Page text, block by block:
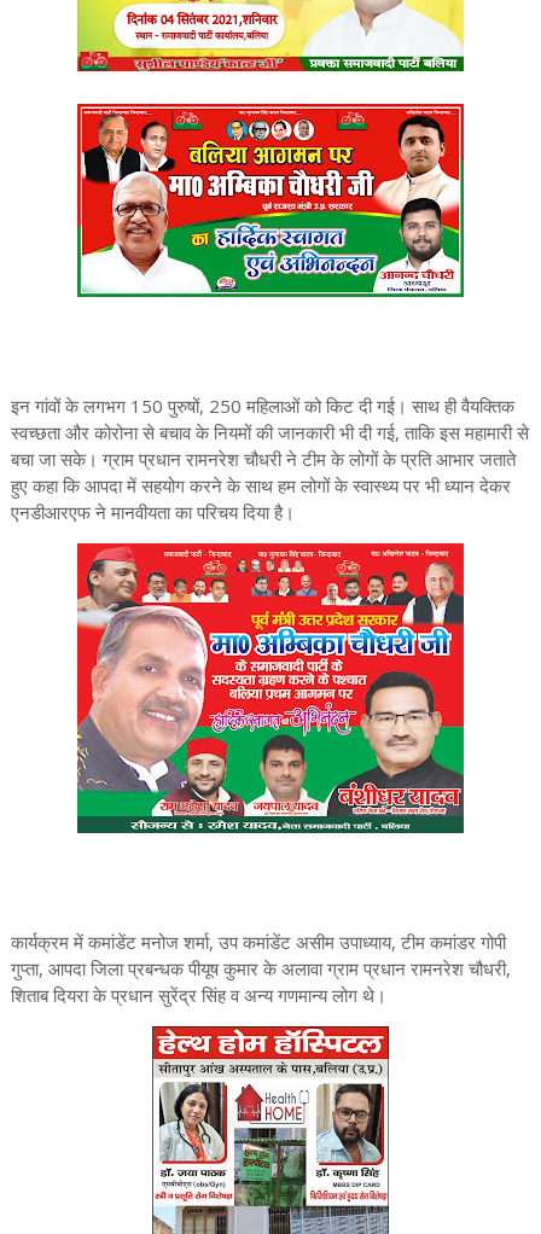
इन गांवों के लगभग 150 पुरुषों, 250 महिलाओं को किट दी गई। साथ ही वैयक्तिक
स्वच्छता और कोरोना से बचाव के नियमों की जानकारी भी दी गई, ताकि इस महामारी से
बचा जा सके। ग्राम प्रधान रामनरेश चौधरी ने टीम के लोगों के प्रति आभार जताते
हुए कहा कि आपदा में सहयोग करने के साथ हम लोगों के स्वास्थ्य पर भी ध्यान देकर
एनडीआरएफ ने मानवीयता का परिचय दिया है।
कार्यक्रम में कमांडेंट मनोज शर्मा, उप कमांडेंट असीम उपाध्याय, टीम कमांडर गोपी
गुप्ता, आपदा जिला प्रबन्धक पीयूष कुमार के अलावा ग्राम प्रधान रामनरेश चौधरी,
शिताब दियरा के प्रधान सुरेंद्र सिंह व अन्य गणमान्य लोग थे।